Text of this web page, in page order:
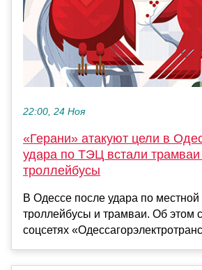
22:00, 24 Ноя
«Герани» атакуют цели в
удара по ТЭЦ встали трамваи
троллейбусы
В Одессе после удара по
троллейбусы и трамваи. Об этом
соцсетях